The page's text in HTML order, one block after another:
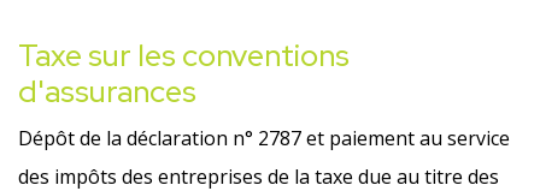
Taxe sur les conventions
d'assurances
Dépôt de la déclaration n° 2787 et paiement au service
des impôts des entreprises de la taxe due au titre des